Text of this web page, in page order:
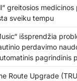
greitosios
sveiku tempu
išsprendžia
perdavimo
pagrindinis
Route Upgrade